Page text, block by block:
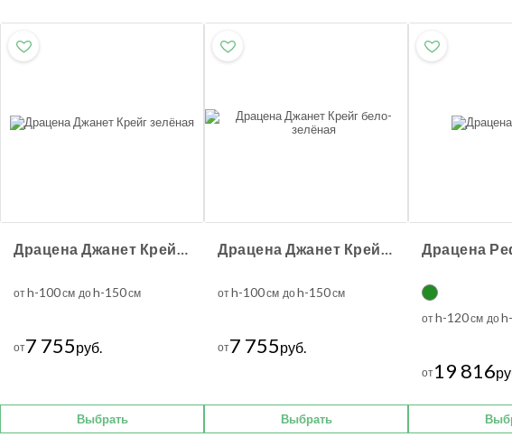
Драцена Джанет Крейг зелёная
отh-100см доh-150см
от7 755руб.
Выбрать
Драцена Джанет Крейг бело-зелёная
отh-100см доh-150см
от7 755руб.
Выбрать
Драцена
отh-120см до
от19 816